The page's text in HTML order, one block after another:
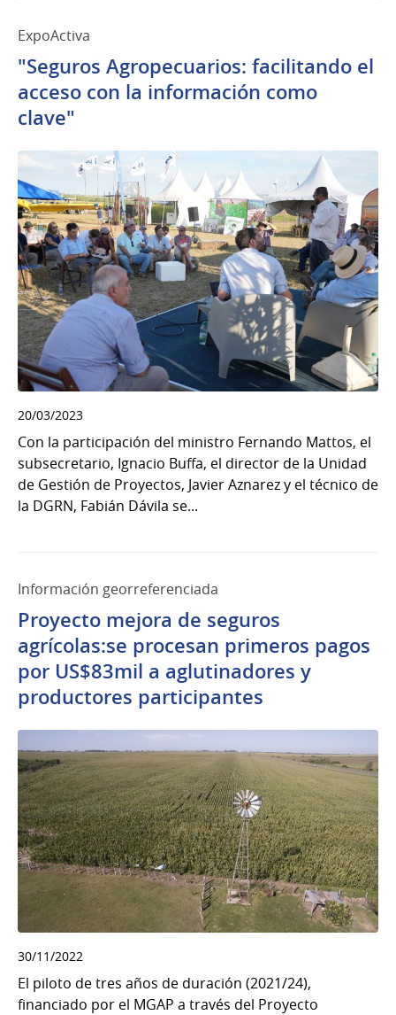
ExpoActiva
"Seguros Agropecuarios: facilitando el
acceso con la información como
clave"
20/03/2023
Con la participación del ministro Fernando Mattos, el
subsecretario, Ignacio Buffa, el director de la Unidad
de Gestión de Proyectos, Javier Aznarez y el técnico de
la DGRN, Fabián Dávila se...
Información georreferenciada
Proyecto mejora de seguros
agrícolas:se procesan primeros pagos
por US$83mil a aglutinadores y
productores participantes
30/11/2022
El piloto de tres años de duración (2021/24),
financiado por el MGAP a través del Proyecto